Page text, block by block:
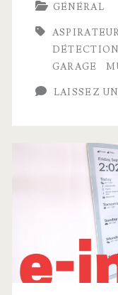
j’ai
GÉNÉRAL
DÉTECTION
GARAGE
LAISSEZ